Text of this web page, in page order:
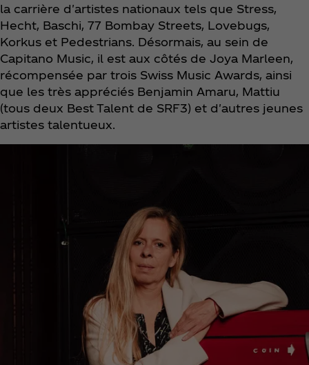
la carrière d'artistes nationaux tels que Stress,
Hecht, Baschi, 77 Bombay Streets, Lovebugs,
Korkus et Pedestrians. Désormais, au sein de
Capitano Music, il est aux côtés de Joya Marleen,
récompensée par trois Swiss Music Awards, ainsi
que les très appréciés Benjamin Amaru, Mattiu
(tous deux Best Talent de SRF3) et d'autres jeunes
artistes talentueux.